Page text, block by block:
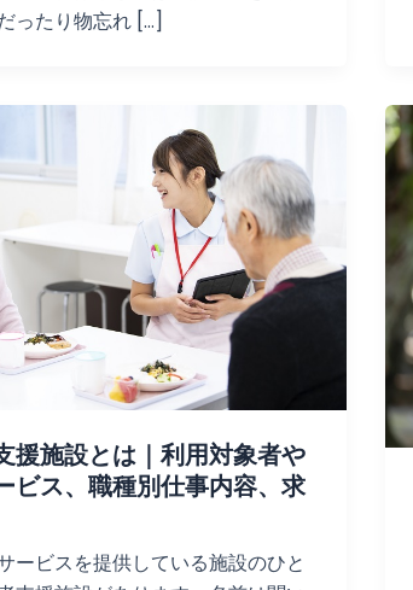
ったり物忘れ […]
援施設とは｜利用対象者や
ビス、職種別仕事内容、求
ービスを提供している施設のひと